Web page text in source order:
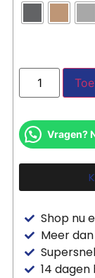
Vragen?
Shop nu
Meer
14